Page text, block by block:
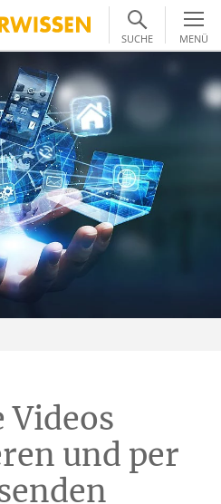
SUCHE MENÜ
Videos
und per